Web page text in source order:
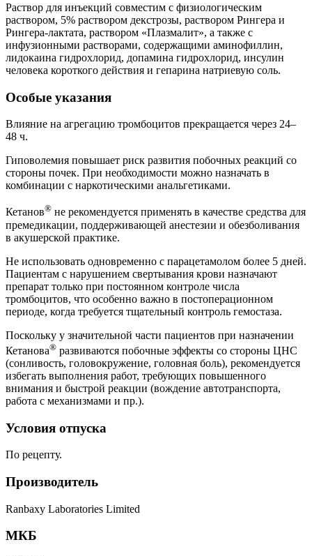
Раствор для инъекций совместим с физиологическим
раствором, 5% раствором декстрозы, раствором Рингера и
Рингера-лактата, раствором «Плазмалит», а также с
инфузионными растворами, содержащими аминофиллин,
лидокаина гидрохлорид, допамина гидрохлорид, инсулин
человека короткого действия и гепарина натриевую соль.
Особые указания
Влияние на агрегацию тромбоцитов прекращается через 24–
48 ч.
Гиповолемия повышает риск развития побочных реакций со
стороны почек. При необходимости можно назначать в
комбинации с наркотическими анальгетиками.
Кетанов® не рекомендуется применять в качестве средства для
премедикации, поддерживающей анестезии и обезболивания
в акушерской практике.
Не использовать одновременно с парацетамолом более 5 дней.
Пациентам с нарушением свертывания крови назначают
препарат только при постоянном контроле числа
тромбоцитов, что особенно важно в постоперационном
периоде, когда требуется тщательный контроль гемостаза.
Поскольку у значительной части пациентов при назначении
Кетанова® развиваются побочные эффекты со стороны ЦНС
(сонливость, головокружение, головная боль), рекомендуется
избегать выполнения работ, требующих повышенного
внимания и быстрой реакции (вождение автотранспорта,
работа с механизмами и пр.).
Условия отпуска
По рецепту.
Производитель
Ranbaxy Laboratories Limited
МКБ